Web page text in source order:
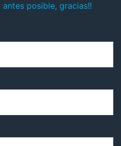
posible, gracias!!